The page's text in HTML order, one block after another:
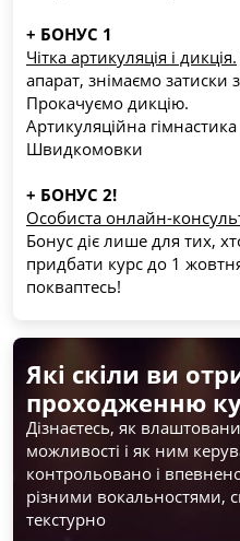
+ БОНУС 1
Чітка артикуляція і дикція.
апарат, знімаємо затиски
Прокачуємо дикцію.
Артикуляційна гімнастика
Швидкомовки
+ БОНУС 2!
Особиста онлайн-
Бонус діє лише для тих,
придбати курс до 1
покваптесь!
Які скіли ви
проходженню
Дізнаєтесь, як
можливості і як ним
контрольовано і
різними вокальностями,
текстурно